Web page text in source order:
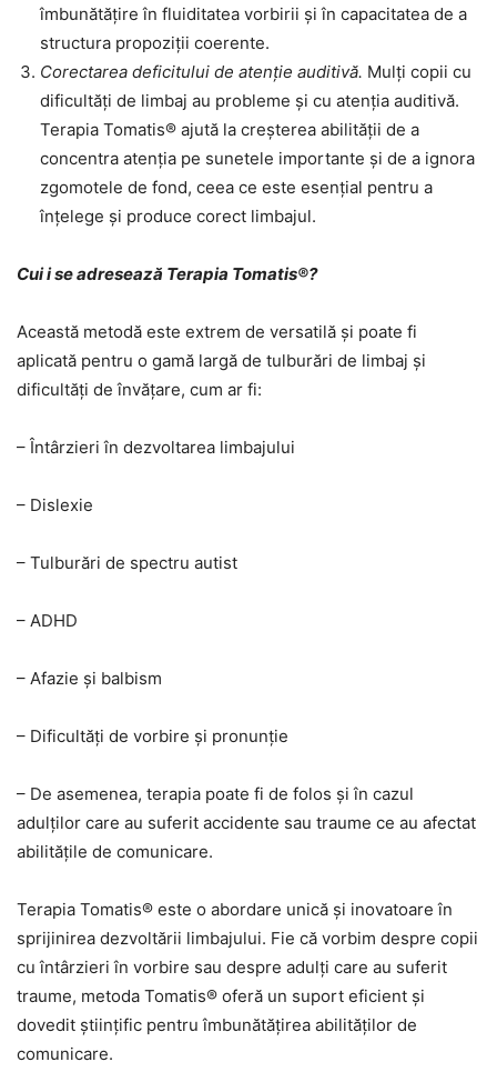
îmbunătățire în fluiditatea vorbirii și în capacitatea de a
structura propoziții coerente.
Corectarea deficitului de atenție auditivă. Mulți copii cu
dificultăți de limbaj au probleme și cu atenția auditivă.
Terapia Tomatis® ajută la creșterea abilității de a
concentra atenția pe sunetele importante și de a ignora
zgomotele de fond, ceea ce este esențial pentru a
înțelege și produce corect limbajul.
Cui i se adresează Terapia Tomatis®?
Această metodă este extrem de versatilă și poate fi
aplicată pentru o gamă largă de tulburări de limbaj și
dificultăți de învățare, cum ar fi:
– Întârzieri în dezvoltarea limbajului
– Dislexie
– Tulburări de spectru autist
– ADHD
– Afazie și balbism
– Dificultăți de vorbire și pronunție
– De asemenea, terapia poate fi de folos și în cazul
adulților care au suferit accidente sau traume ce au afectat
abilitățile de comunicare.
Terapia Tomatis® este o abordare unică și inovatoare în
sprijinirea dezvoltării limbajului. Fie că vorbim despre copii
cu întârzieri în vorbire sau despre adulți care au suferit
traume, metoda Tomatis® oferă un suport eficient și
dovedit științific pentru îmbunătățirea abilităților de
comunicare.